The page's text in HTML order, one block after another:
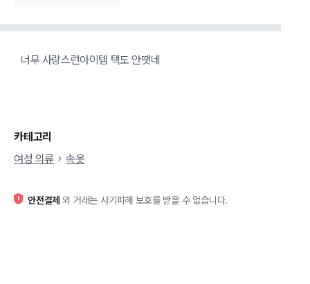
너무 사랑스런아이템 택도 안땟네
카테고리
여성 의류
속옷
안전결제 외 거래는 사기피해 보호를 받을 수 없습니다.